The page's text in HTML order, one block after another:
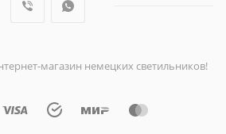
магазин немецких светильников!